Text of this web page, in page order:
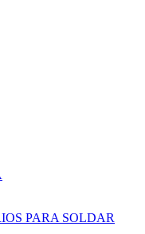
PARA SOLDAR